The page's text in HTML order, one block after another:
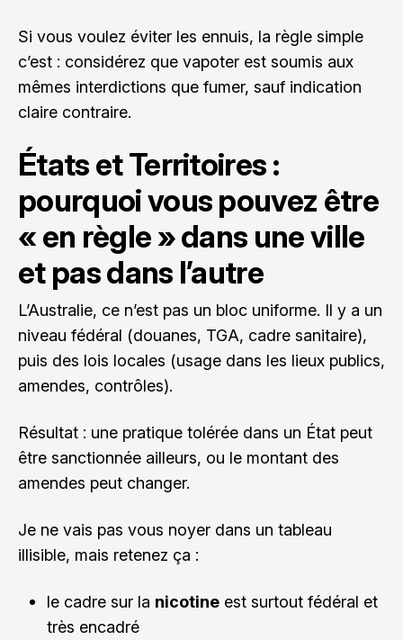
Si vous voulez éviter les ennuis, la règle simple
c’est : considérez que vapoter est soumis aux
mêmes interdictions que fumer, sauf indication
claire contraire.
États et Territoires :
pourquoi vous pouvez être
« en règle » dans une ville
et pas dans l’autre
L’Australie, ce n’est pas un bloc uniforme. Il y a un
niveau fédéral (douanes, TGA, cadre sanitaire),
puis des lois locales (usage dans les lieux publics,
amendes, contrôles).
Résultat : une pratique tolérée dans un État peut
être sanctionnée ailleurs, ou le montant des
amendes peut changer.
Je ne vais pas vous noyer dans un tableau
illisible, mais retenez ça :
le cadre sur la nicotine est surtout fédéral et
très encadré